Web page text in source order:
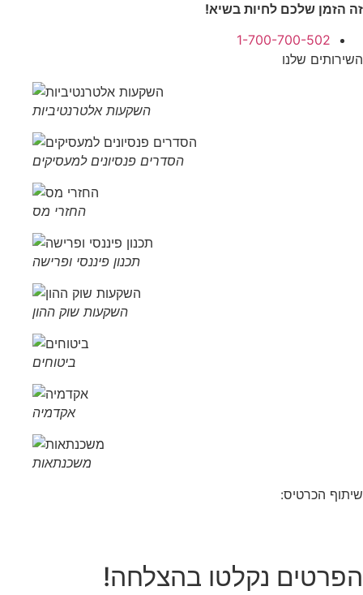
זה הזמן שלכם לחיות בשיא!
1-700-700-502
השירותים שלנו
השקעות אלטרנטיביות
הסדרים פנסיונים למעסיקים
החזרי מס
תכנון פיננסי ופרישה
השקעות שוק ההון
ביטוחים
אקדמיה
משכנתאות
שיתוף הכרטיס:
הפרטים נקלטו בהצלחה!